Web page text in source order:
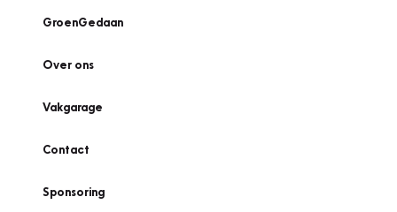
GroenGedaan
Over ons
Vakgarage
Contact
Sponsoring